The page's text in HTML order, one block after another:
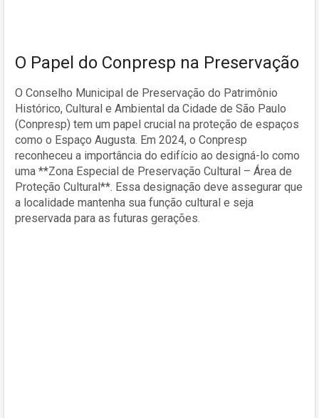
O Papel do Conpresp na Preservação
O Conselho Municipal de Preservação do Patrimônio
Histórico, Cultural e Ambiental da Cidade de São Paulo
(Conpresp) tem um papel crucial na proteção de espaços
como o Espaço Augusta. Em 2024, o Conpresp
reconheceu a importância do edifício ao designá-lo como
uma **Zona Especial de Preservação Cultural – Área de
Proteção Cultural**. Essa designação deve assegurar que
a localidade mantenha sua função cultural e seja
preservada para as futuras gerações.